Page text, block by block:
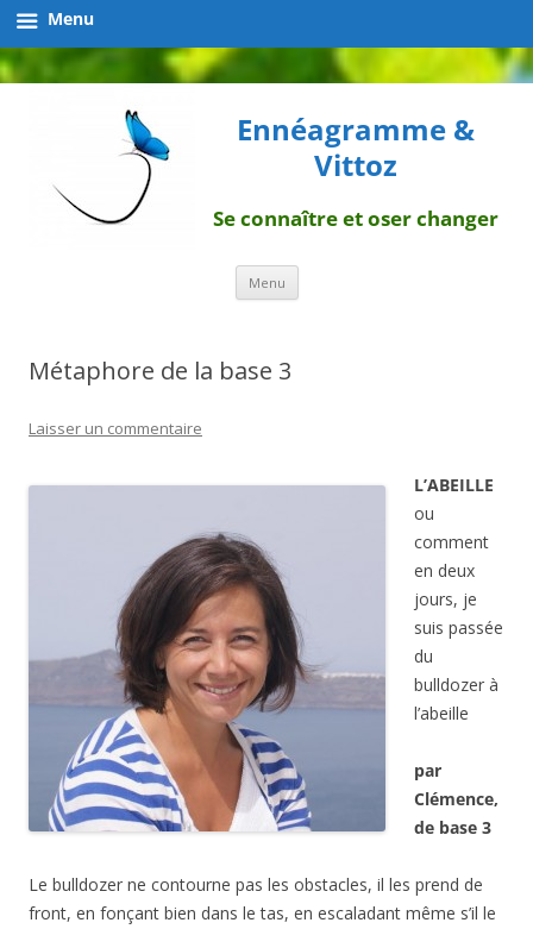
Ennéagramme &
Vittoz
Se connaître et oser changer
Menu Aller
contenu
Métaphore de la base 3
Laisser un commentaire
L’ABEILLE
ou
comment
en deux
jours, je
suis passée
du
bulldozer à
l’abeille
par
Clémence,
de base 3
Le bulldozer ne contourne pas les obstacles, il les prend de
front, en fonçant bien dans le tas, en escaladant même s’il le
Menu